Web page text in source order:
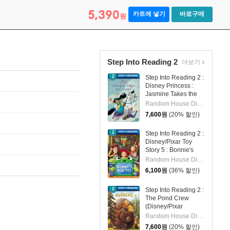
5,390원 카트에 넣기 바로구매
Step Into Reading 2
Step Into Reading 2 :
Disney Princess :
Jasmine Takes the
Lead!
Random House Disney/ Disney Storybook Art Team (ILT)
7,600원 (20% 할인)
Step Into Reading 2 :
Disney/Pixar Toy
Story 5 : Bonnie's
New Toy
Random House Disney/ Disney Storybook Art Team (ILT)
6,100원 (36% 할인)
Step Into Reading 2 :
The Pond Crew
(Disney/Pixar
Hoppers)
Random House Disney/ Disney Storybook Art Team (ILT)
7,600원 (20% 할인)
더보기